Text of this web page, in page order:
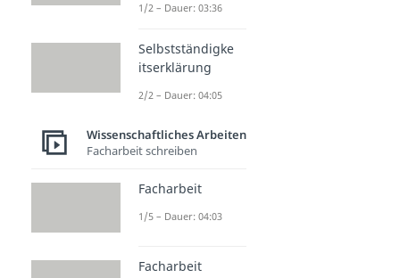
1/2 – Dauer: 03:36
Selbstständigke
itserklärung
2/2 – Dauer: 04:05
Wissenschaftliches Arbeiten
Facharbeit schreiben
Facharbeit
1/5 – Dauer: 04:03
Facharbeit